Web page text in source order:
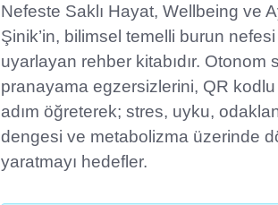
Nefeste Saklı Hayat, Wellbeing ve
Şinik’in, bilimsel temelli burun
uyarlayan rehber kitabıdır.
pranayama egzersizlerini, QR kodlu
adım öğreterek; stres, uyku,
dengesi ve metabolizma üzerinde
yaratmayı hedefler.